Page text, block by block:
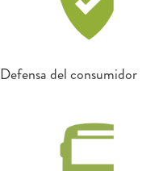
Defensa del consumidor